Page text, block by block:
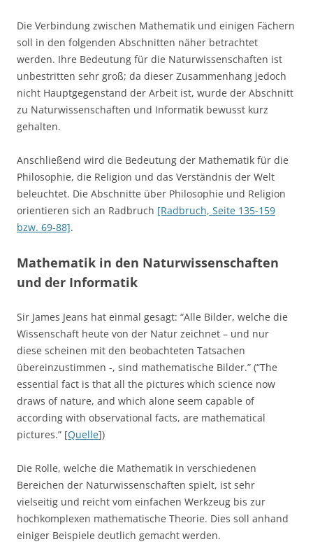
Die Verbindung zwischen Mathematik und einigen Fächern
soll in den folgenden Abschnitten näher betrachtet
werden. Ihre Bedeutung für die Naturwissenschaften ist
unbestritten sehr groß; da dieser Zusammenhang jedoch
nicht Hauptgegenstand der Arbeit ist, wurde der Abschnitt
zu Naturwissenschaften und Informatik bewusst kurz
gehalten.
Anschließend wird die Bedeutung der Mathematik für die
Philosophie, die Religion und das Verständnis der Welt
beleuchtet. Die Abschnitte über Philosophie und Religion
orientieren sich an Radbruch [Radbruch, Seite 135-159
bzw. 69-88].
Mathematik in den Naturwissenschaften
und der Informatik
Sir James Jeans hat einmal gesagt: “Alle Bilder, welche die
Wissenschaft heute von der Natur zeichnet – und nur
diese scheinen mit den beobachteten Tatsachen
übereinzustimmen -, sind mathematische Bilder.” (“The
essential fact is that all the pictures which science now
draws of nature, and which alone seem capable of
according with observational facts, are mathematical
pictures.” [Quelle])
Die Rolle, welche die Mathematik in verschiedenen
Bereichen der Naturwissenschaften spielt, ist sehr
vielseitig und reicht vom einfachen Werkzeug bis zur
hochkomplexen mathematische Theorie. Dies soll anhand
einiger Beispiele deutlich gemacht werden.